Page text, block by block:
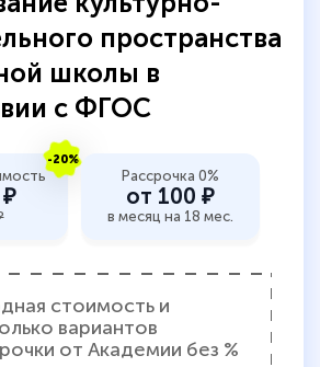
литературы,
доступно на время
удобная система
не возникло ни на
пространства
школы в
с ФГОС
-20%
Рассрочка 0%
от 100 ₽
в месяц на 18 мес.
стоимость и
вариантов
от Академии без %